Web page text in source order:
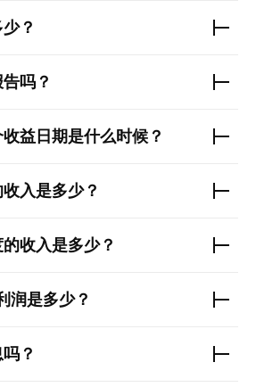
？
吗？
益日期是什么时候？
收入是多少？
的收入是多少？
润是多少？
？